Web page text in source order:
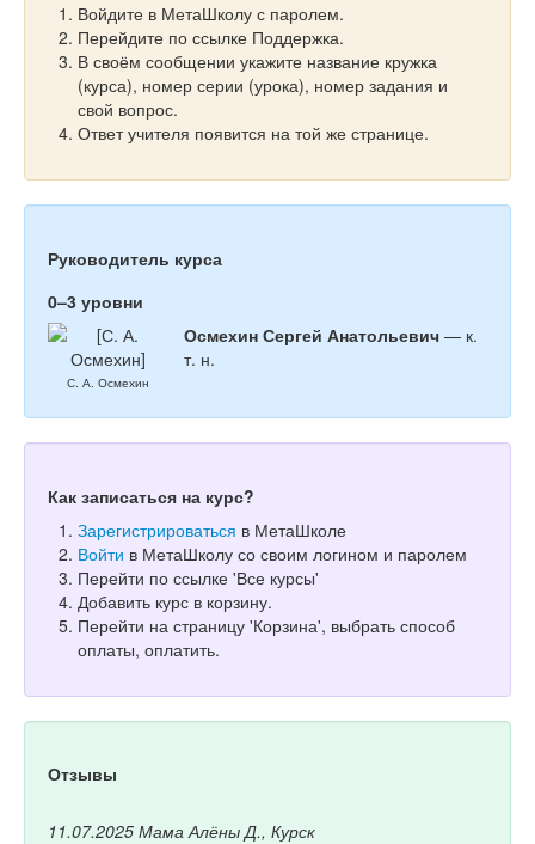
Войдите в МетаШколу с паролем.
Перейдите по ссылке Поддержка.
В своём сообщении укажите название кружка
(курса), номер серии (урока), номер задания и
свой вопрос.
Ответ учителя появится на той же странице.
Руководитель курса
0–3 уровни
С. А. Осмехин
Осмехин Сергей Анатольевич — к.
т. н.
Как записаться на курс?
Зарегистрироваться в МетаШколе
Войти в МетаШколу со своим логином и паролем
Перейти по ссылке 'Все курсы'
Добавить курс в корзину.
Перейти на страницу 'Корзина', выбрать способ
оплаты, оплатить.
Отзывы
11.07.2025 Мама Алёны Д., Курск